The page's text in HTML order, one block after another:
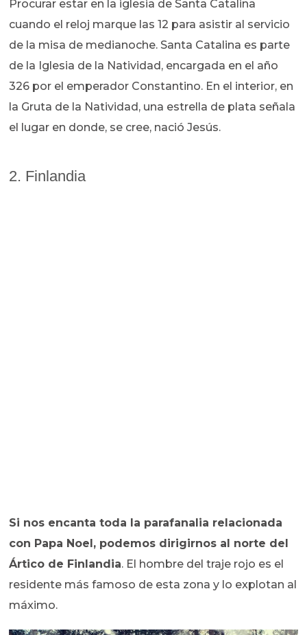
Procurar estar en la iglesia de Santa Catalina
cuando el reloj marque las 12 para asistir al servicio
de la misa de medianoche. Santa Catalina es parte
de la Iglesia de la Natividad, encargada en el año
326 por el emperador Constantino. En el interior, en
la Gruta de la Natividad, una estrella de plata señala
el lugar en donde, se cree, nació Jesús.
2. Finlandia
Si nos encanta toda la parafanalia relacionada
con Papa Noel, podemos dirigirnos al norte del
Ártico de Finlandia. El hombre del traje rojo es el
residente más famoso de esta zona y lo explotan al
máximo.